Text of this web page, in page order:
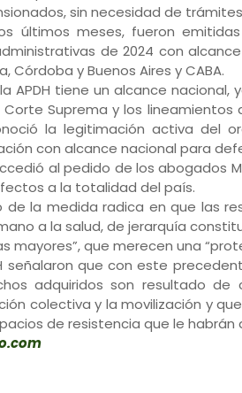
sin necesidad de
últimos meses, fueron
de 2024 con
Córdoba y Buenos Aires y CABA.
APDH tiene un alcance nacional,
Suprema y los
la legitimación activa del
con alcance nacional para
al pedido de los abogados
a la totalidad del país.
de la medida radica en que las
a la salud, de jerarquía
mayores”, que merecen una
señalaron que con este
adquiridos son resultado de
colectiva y la movilización y
de resistencia que le habrán